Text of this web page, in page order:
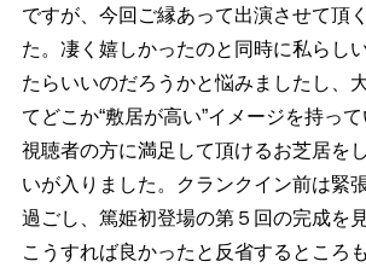
ですが、今回ご縁あって出演させて頂
た。凄く嬉しかったのと同時に私らし
たらいいのだろうかと悩みましたし、
てどこか“敷居が高い”イメージを持っ
視聴者の方に満足して頂けるお芝居を
いが入りました。クランクイン前は緊
過ごし、篤姫初登場の第５回の完成を
こうすれば良かったと反省するところ